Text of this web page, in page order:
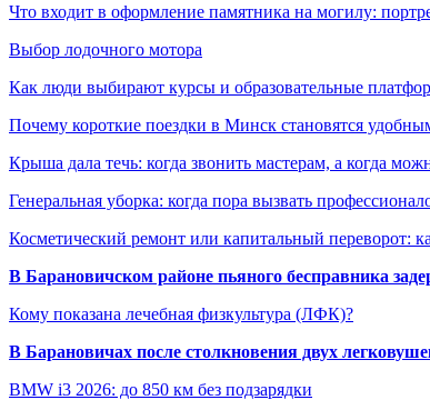
Что входит в оформление памятника на могилу:
Выбор лодочного мотора
Как люди выбирают курсы и образовательные
Почему короткие поездки в Минск становятся
Крыша дала течь: когда звонить мастерам, а когда
Генеральная уборка: когда пора вызвать
Косметический ремонт или капитальный переворот:
В Барановичском районе пьяного бесправника
Кому показана лечебная физкультура (ЛФК)?
В Барановичах после столкновения двух
BMW i3 2026: до 850 км без подзарядки